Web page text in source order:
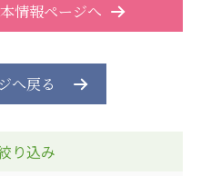
情報ページへ
へ戻る
り込み